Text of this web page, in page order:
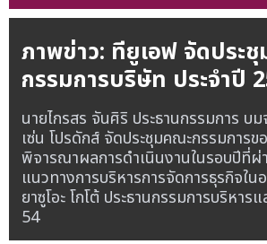
ภาพข่าว: ทียูเอฟ จัดประ
กรรมการบริษัท ประจำปี
นายไกรสร จันศิริ ประธานกรรมการ บ
เซ่น โปรดักส์ จัดประชุมคณะกรรมการ
พิจารณาผลการดำเนินงานในรอบปีที่
แนวทางการบริหารการจัดการธุรกิจใ
ยาซูโอะ โกโต้ ประธานกรรมการบริหารแ
54